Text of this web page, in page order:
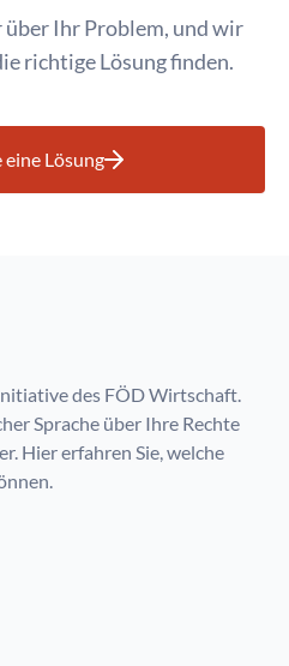
über Ihr Problem, und wir
richtige Lösung finden.
eine Lösung
des FÖD Wirtschaft.
Sprache über Ihre Rechte
Hier erfahren Sie, welche